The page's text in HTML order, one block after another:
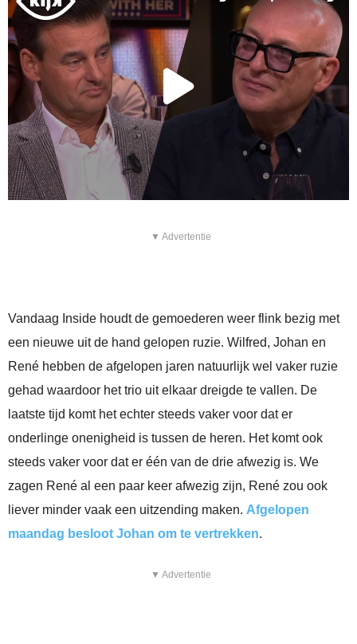
▼ Advertentie
Vandaag Inside houdt de gemoederen weer flink bezig met
een nieuwe uit de hand gelopen ruzie. Wilfred, Johan en
René hebben de afgelopen jaren natuurlijk wel vaker ruzie
gehad waardoor het trio uit elkaar dreigde te vallen. De
laatste tijd komt het echter steeds vaker voor dat er
onderlinge onenigheid is tussen de heren. Het komt ook
steeds vaker voor dat er één van de drie afwezig is. We
zagen René al een paar keer afwezig zijn, René zou ook
liever minder vaak een uitzending maken. Afgelopen
maandag besloot Johan om te vertrekken.
▼ Advertentie